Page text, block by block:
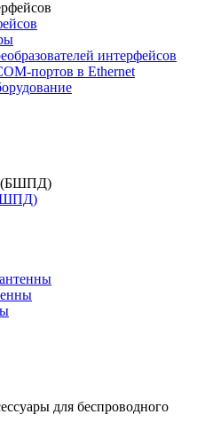
интерфейсов
портов в Ethernet